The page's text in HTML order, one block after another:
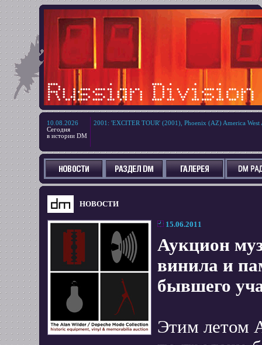
10.08.2026
Сегодня
в истории DM
2001 : 'EXCITER TOUR' (2001), Phoenix (AZ) America West
НОВОСТИ
15.06.2011
Аукцион
винила и
бывшего
Этим летом